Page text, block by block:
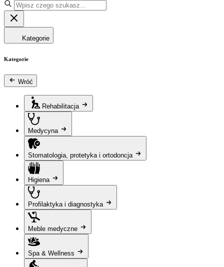
Kategorie
Kategorie
Wróć
Rehabilitacja
Medycyna
Stomatologia, protetyka i ortodoncja
Higiena
Profilaktyka i diagnostyka
Meble medyczne
Spa & Wellness